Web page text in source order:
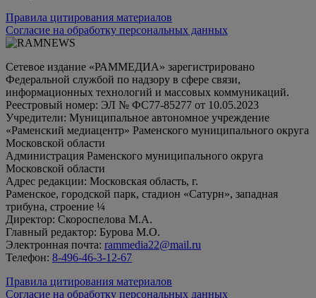
Правила цитирования материалов
Согласие на обработку персональных данных
Сетевое издание «РАММЕДИА» зарегистрировано
Федеральной службой по надзору в сфере связи,
информационных технологий и массовых коммуникаций.
Реестровый номер: ЭЛ № ФС77-85277 от 10.05.2023
Учредители: Муниципальное автономное учреждение
«Раменский медиацентр» Раменского муниципального округа
Московской области
Администрация Раменского муниципального округа
Московской области
Адрес редакции: Московская область, г.
Раменское, городской парк, стадион «Сатурн», западная
трибуна, строение ¼
Директор: Скороспелова М.А.
Главный редактор: Бурова М.О.
Электронная почта: rammedia22@mail.ru
Телефон: 8-496-46-3-12-67
Правила цитирования материалов
Согласие на обработку персональных данных